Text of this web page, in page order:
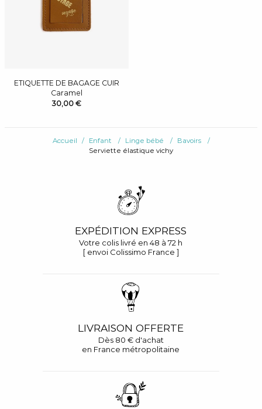
ETIQUETTE DE BAGAGE CUIR
Caramel
30,00 €
Accueil Enfant Linge bébé
Bavoirs
Serviette élastique vichy
EXPÉDITION EXPRESS
Votre colis livré en 48 à 72 h
[ envoi Colissimo France ]
LIVRAISON OFFERTE
Dès 80 € d'achat
en France métropolitaine